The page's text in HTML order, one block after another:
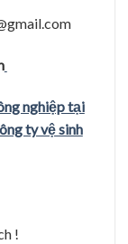
nghiệp tại
ty vệ sinh
!